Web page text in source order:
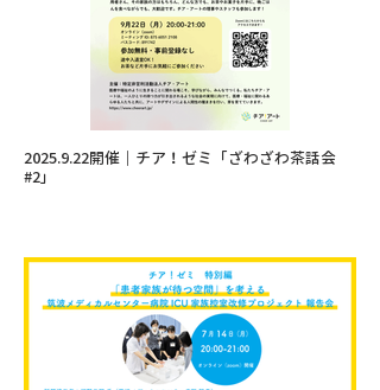
2025.9.22開催｜チア！ゼミ「ざわざわ茶話会
#2」